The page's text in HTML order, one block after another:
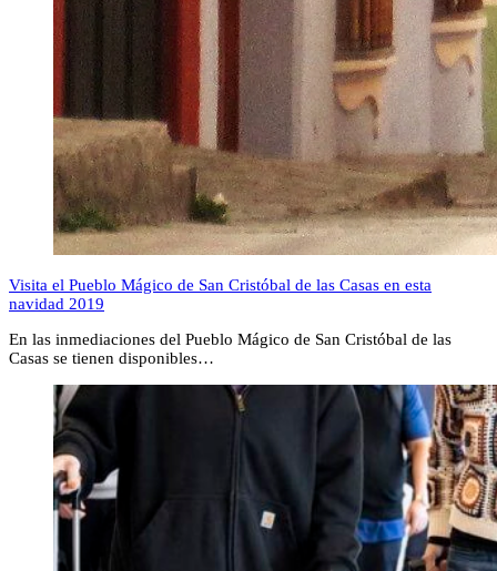
Visita el Pueblo Mágico de San Cristóbal de las Casas en esta
navidad 2019
En las inmediaciones del Pueblo Mágico de San Cristóbal de las
Casas se tienen disponibles…